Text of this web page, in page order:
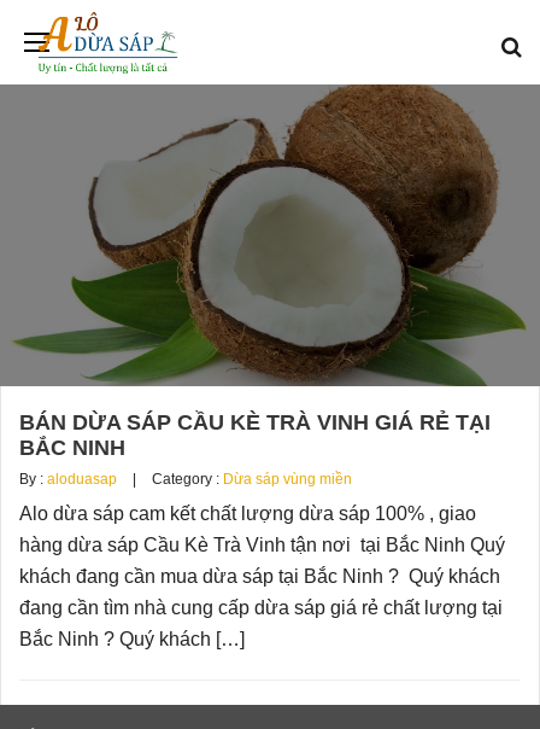
BÁN DỪA SÁP CẦU KÈ TRÀ VINH GIÁ RẺ TẠI
BẮC NINH
By : aloduasap Category : Dừa sáp vùng miền
Alo dừa sáp cam kết chất lượng dừa sáp 100% , giao
hàng dừa sáp Cầu Kè Trà Vinh tận nơi tại Bắc Ninh Quý
khách đang cần mua dừa sáp tại Bắc Ninh ? Quý khách
đang cần tìm nhà cung cấp dừa sáp giá rẻ chất lượng tại
Bắc Ninh ? Quý khách […]